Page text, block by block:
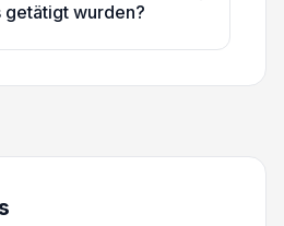
getätigt wurden?